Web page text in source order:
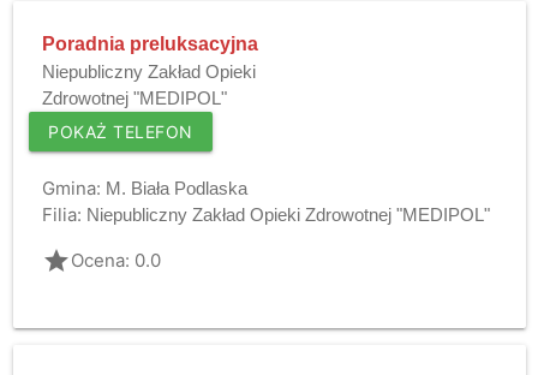
Poradnia preluksacyjna
Niepubliczny Zakład Opieki
Zdrowotnej "MEDIPOL"
POKAŻ TELEFON
Gmina: M. Biała Podlaska
Filia: Niepubliczny Zakład Opieki Zdrowotnej "MEDIPOL"
gradeOcena: 0.0